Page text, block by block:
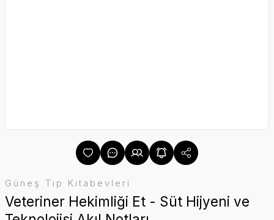
Güneş Tıp Kitabevleri
Veteriner Hekimliği Et - Süt Hijyeni ve